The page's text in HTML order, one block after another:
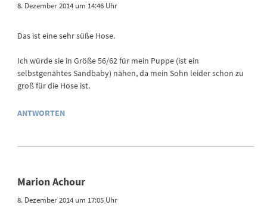
8. Dezember 2014 um 14:46 Uhr
Das ist eine sehr süße Hose.
Ich würde sie in Größe 56/62 für mein Puppe (ist ein
selbstgenähtes Sandbaby) nähen, da mein Sohn leider schon zu
groß für die Hose ist.
ANTWORTEN
Marion Achour
8. Dezember 2014 um 17:05 Uhr